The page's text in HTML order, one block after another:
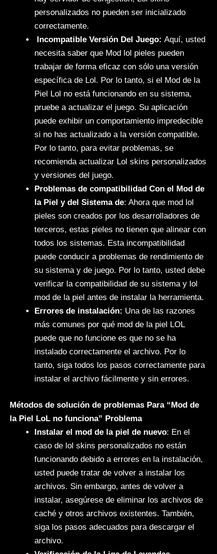
personalizados no pueden ser inicializado
correctamente.
Incompatible Versión Del Juego: Aquí, usted
necesita saber que Mod lol pieles pueden
trabajar de forma eficaz con sólo una versión
específica de Lol. Por lo tanto, si el Mod de la
Piel Lol no está funcionando en su sistema,
pruebe a actualizar el juego. Su aplicación
puede exhibir un comportamiento impredecible
si no has actualizado a la versión compatible.
Por lo tanto, para evitar problemas, se
recomienda actualizar Lol skins personalizados
y versiones del juego.
Problemas de compatibilidad Con el Mod de
la Piel y del Sistema de: Ahora que mod lol
pieles son creados por los desarrolladores de
terceros, estas pieles no tienen que alinear con
todos los sistemas. Esta incompatibilidad
puede conducir a problemas de rendimiento de
su sistema y de juego. Por lo tanto, usted debe
verificar la compatibilidad de su sistema y lol
mod de la piel antes de instalar la herramienta.
Errores de instalación: Una de las razones
más comunes por qué mod de la piel LOL
puede que no funcione es que no se ha
instalado correctamente el archivo. Por lo
tanto, siga todos los pasos correctamente para
instalar el archivo fácilmente y sin errores.
Métodos de solución de problemas Para “Mod de
la Piel LoL no funciona” Problema
Instalar el mod de la piel de nuevo: En el
caso de lol skins personalizados no están
funcionando debido a errores en la instalación,
usted puede tratar de volver a instalar los
archivos. Sin embargo, antes de volver a
instalar, asegúrese de eliminar los archivos de
caché y otros archivos existentes. También,
siga los pasos adecuados para descargar el
archivo.